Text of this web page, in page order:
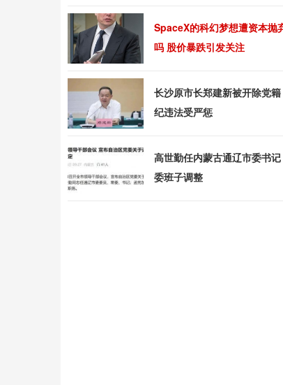
SpaceX的科幻梦想遭资本抛
吗 股价暴跌引发关注
长沙原市长郑建新被开除党
纪违法受严惩
高世勤任内蒙古通辽市委书
委班子调整